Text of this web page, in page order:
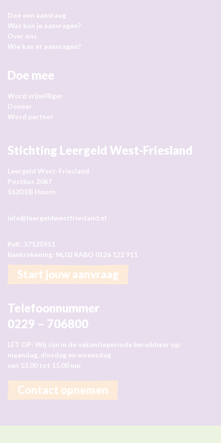
Doe een aanvraag
Wat kun je aanvragen?
Over ons
Wie kan er aanvragen?
Doe mee
Word vrijwilliger
Doneer
Word partner
Stichting Leergeld West-Friesland
Leergeld West-Friesland
Postbus 2067
1620 EB Hoorn
info@leergeldwestfriesland.nl
KvK: 37125951
Bankrekening: NL02 RABO 0126 122 911
Start jouw aanvraag
Telefoonnummer
0229 – 706800
LET OP: Wij zijn in de vakantieperiode bereikbaar op:
maandag, dinsdag en woensdag
van 13.00 tot 15.00 uur
Contact opnemen